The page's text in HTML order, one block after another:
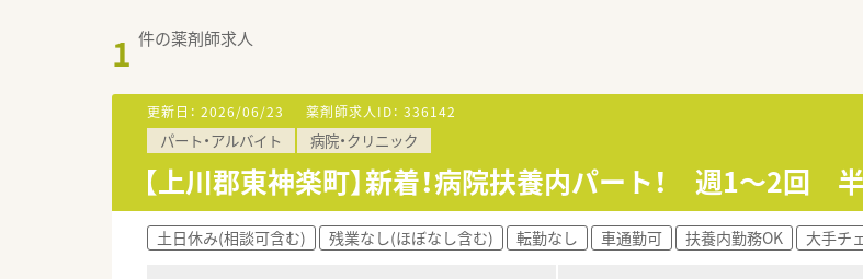
1 件の薬剤師求人
更新日： 2026/06/23 薬剤師求人ID： 336142
パート・アルバイト 病院・クリニック
【上川郡東神楽町】新着！病院扶養内パート！ 週1～2回
土日休み(相談可含む) 残業なし(ほぼなし含む) 転勤なし 車通勤可 扶養内勤務OK 大手チ